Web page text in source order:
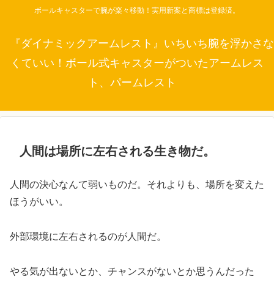
ボールキャスターで腕が楽々移動！実用新案と商標は登録済。
『ダイナミックアームレスト』いちいち腕を浮かさな
くていい！ボール式キャスターがついたアームレス
ト、パームレスト
人間は場所に左右される生き物だ。
人間の決心なんて弱いものだ。それよりも、場所を変えた
ほうがいい。
外部環境に左右されるのが人間だ。
やる気が出ないとか、チャンスがないとか思うんだった